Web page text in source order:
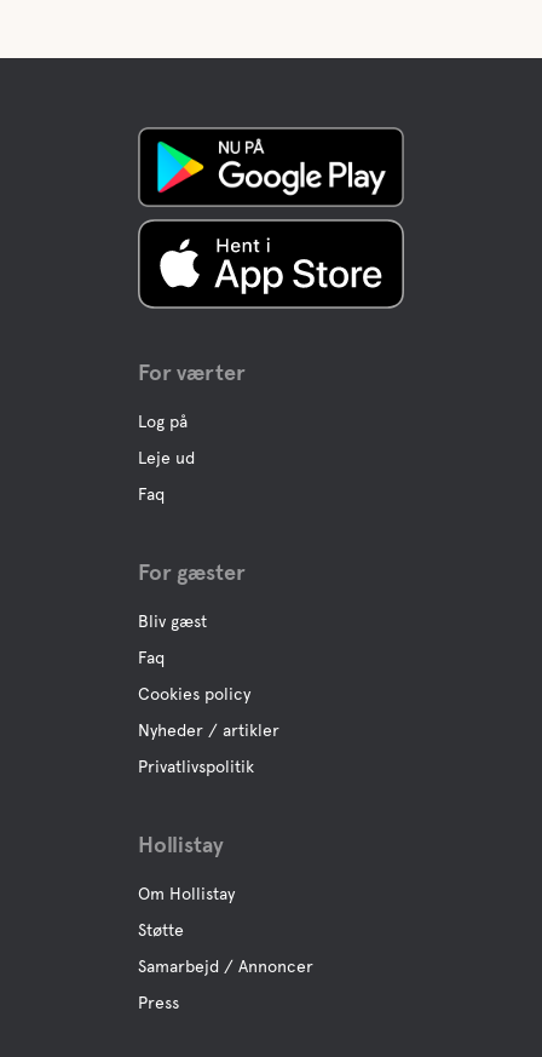
For værter
Log på
Leje ud
Faq
For gæster
Bliv gæst
Faq
Cookies policy
Nyheder / artikler
Privatlivspolitik
Hollistay
Om Hollistay
Støtte
Samarbejd / Annoncer
Press